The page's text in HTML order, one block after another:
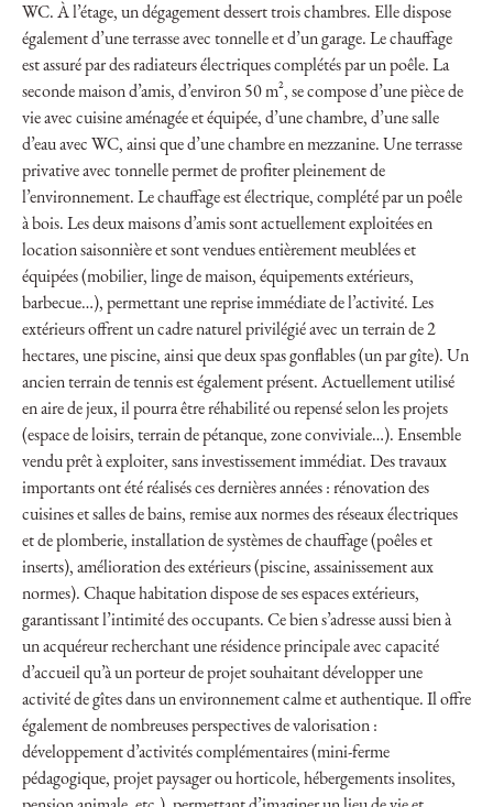
WC. À l’étage, un dégagement dessert trois chambres. Elle dispose
également d’une terrasse avec tonnelle et d’un garage. Le chauffage
est assuré par des radiateurs électriques complétés par un poêle. La
seconde maison d’amis, d’environ 50 m², se compose d’une pièce de
vie avec cuisine aménagée et équipée, d’une chambre, d’une salle
d’eau avec WC, ainsi que d’une chambre en mezzanine. Une terrasse
privative avec tonnelle permet de profiter pleinement de
l’environnement. Le chauffage est électrique, complété par un poêle
à bois. Les deux maisons d’amis sont actuellement exploitées en
location saisonnière et sont vendues entièrement meublées et
équipées (mobilier, linge de maison, équipements extérieurs,
barbecue…), permettant une reprise immédiate de l’activité. Les
extérieurs offrent un cadre naturel privilégié avec un terrain de 2
hectares, une piscine, ainsi que deux spas gonflables (un par gîte). Un
ancien terrain de tennis est également présent. Actuellement utilisé
en aire de jeux, il pourra être réhabilité ou repensé selon les projets
(espace de loisirs, terrain de pétanque, zone conviviale…). Ensemble
vendu prêt à exploiter, sans investissement immédiat. Des travaux
importants ont été réalisés ces dernières années : rénovation des
cuisines et salles de bains, remise aux normes des réseaux électriques
et de plomberie, installation de systèmes de chauffage (poêles et
inserts), amélioration des extérieurs (piscine, assainissement aux
normes). Chaque habitation dispose de ses espaces extérieurs,
garantissant l’intimité des occupants. Ce bien s’adresse aussi bien à
un acquéreur recherchant une résidence principale avec capacité
d’accueil qu’à un porteur de projet souhaitant développer une
activité de gîtes dans un environnement calme et authentique. Il offre
également de nombreuses perspectives de valorisation :
développement d’activités complémentaires (mini-ferme
pédagogique, projet paysager ou horticole, hébergements insolites,